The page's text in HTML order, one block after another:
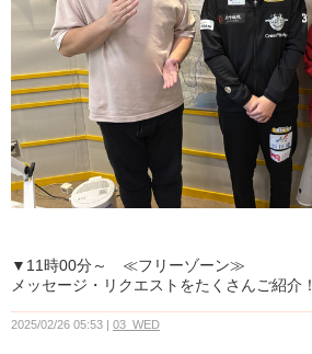
▼11時00分～ ≪フリーゾーン≫
メッセージ・リクエストをたくさんご紹介！
2025/02/26 05:53 03_WED